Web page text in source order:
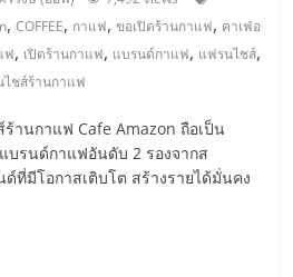
,COFFEE, กาแฟ,ขอเปิดร้านกาแฟ, คาเฟ่อ
ฟ, เปิดร้านกาแฟ, แบรนด์กาแฟ, แฟรนไชส์,
ไชส์ร้านกาแฟ
านกาแฟ Cafe Amazon ถือเป็น
บรนด์กาแฟอันดับ 2 รองจากส
ที่มีโอกาสเติบโต สร้างรายได้มั่นคง